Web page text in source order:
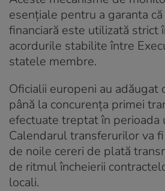
esențiale pentru a garanta
financiară este utilizată strict
acordurile stabilite între
statele membre.
Oficialii europeni au
până la concurența primei
efectuate treptat în perioada
Calendarul transferurilor va
de noile cereri de plată
de ritmul încheierii
locali.